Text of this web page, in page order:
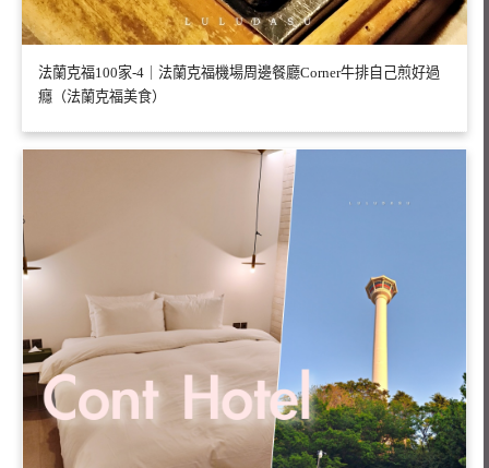
法蘭克福100家-4｜法蘭克福機場周邊餐廳Corner牛排自己煎好過
癮（法蘭克福美食）